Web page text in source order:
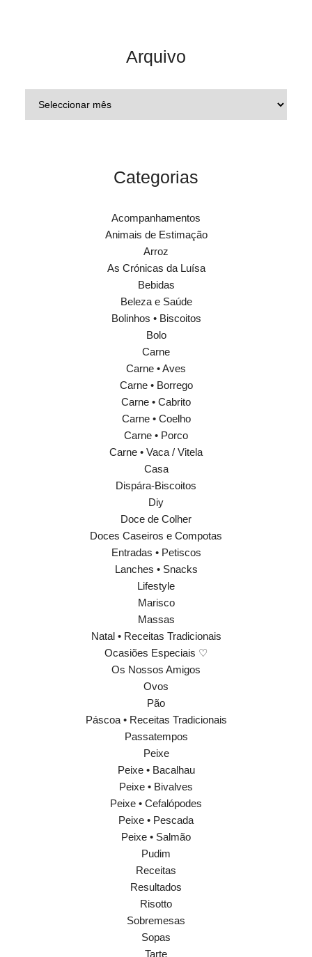
Arquivo
Categorias
Acompanhamentos
Animais de Estimação
Arroz
As Crónicas da Luísa
Bebidas
Beleza e Saúde
Bolinhos • Biscoitos
Bolo
Carne
Carne • Aves
Carne • Borrego
Carne • Cabrito
Carne • Coelho
Carne • Porco
Carne • Vaca / Vitela
Casa
Dispára-Biscoitos
Diy
Doce de Colher
Doces Caseiros e Compotas
Entradas • Petiscos
Lanches • Snacks
Lifestyle
Marisco
Massas
Natal • Receitas Tradicionais
Ocasiões Especiais ♡
Os Nossos Amigos
Ovos
Pão
Páscoa • Receitas Tradicionais
Passatempos
Peixe
Peixe • Bacalhau
Peixe • Bivalves
Peixe • Cefalópodes
Peixe • Pescada
Peixe • Salmão
Pudim
Receitas
Resultados
Risotto
Sobremesas
Sopas
Tarte